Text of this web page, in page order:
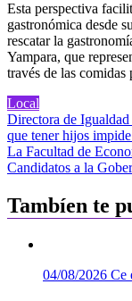
Esta perspectiva
gastronómica desde
rescatar la
Yampara, que
través de las comidas
Local
Navegación
de
entradas
Directora de
que tener hijos
La Facultad de
Candidatos a la
Tambíen te
04/08/2026 Ce